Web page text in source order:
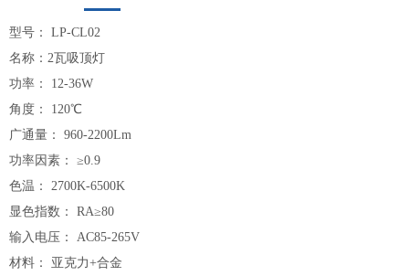
应用领域
系列介绍
型号： LP-CL02
名称：2瓦吸顶灯
功率： 12-36W
角度： 120℃
广通量： 960-2200Lm
功率因素： ≥0.9
色温： 2700K-6500K
显色指数： RA≥80
输入电压： AC85-265V
材料： 亚克力+合金